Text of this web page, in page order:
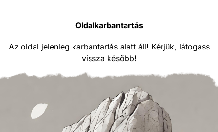
Oldalkarbantartás
Az oldal jelenleg karbantartás alatt áll! Kérjük, látogass
vissza később!